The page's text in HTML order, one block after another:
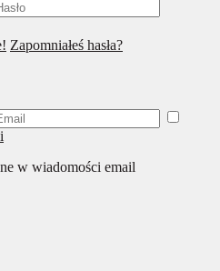
Zapomniałeś hasła?
w wiadomości email